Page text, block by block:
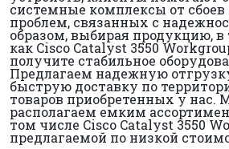
системные комплексы от
проблем, связанных с
образом, выбирая продукцию,
как Cisco Catalyst 3550
получите стабильное
Предлагаем надежную
быструю доставку по
товаров приобретенных у нас.
располагаем емким
том числе Cisco Catalyst 3550
предлагаемой по низкой